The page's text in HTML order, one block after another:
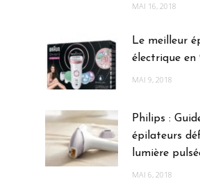
MAI 16, 2018
Le meilleur
électrique en
MAI 9, 2018
Philips :
épilateurs
lumière
MAI 6, 2018